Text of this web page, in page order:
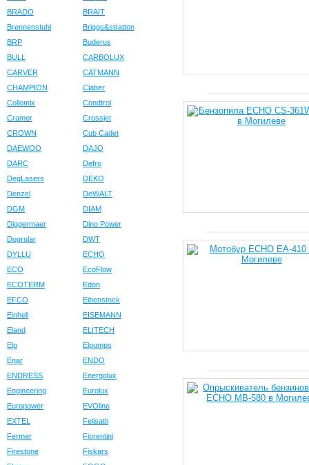
BRADO
BRAIT
Brennenstuhl
Briggs&stratton
BRP
Buderus
BULL
CARBOLUX
CARVER
CATMANN
CHAMPION
Claber
Collomix
Condtrol
Cramer
Crossjet
CROWN
Cub Cadet
DAEWOO
DAJO
DARC
Defro
DegLasers
DEKO
Denzel
DeWALT
DGM
DIAM
Diggermaer
Dino Power
Dogrular
DWT
DYLLU
ECHO
ECO
EcoFlow
ECOTERM
Edon
EFCO
Eibenstock
Einhell
EISEMANN
Eland
ELITECH
Elp
Elpumps
Enar
ENDO
ENDRESS
Energolux
Engineering
Eurolux
Europower
EVOline
EXTEL
Felisatti
Fermer
Fiorentini
Firestone
Fiskars